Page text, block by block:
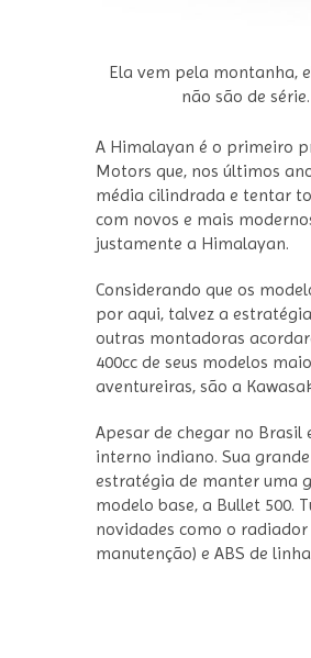
Ela vem pela montanha,
não são de
A Himalayan é o primeiro
Motors que, nos últimos
média cilindrada e tentar
com novos e mais
justamente a Himalayan.
Considerando que os
por aqui, talvez a
outras montadoras
400cc de seus modelos
aventureiras, são a
Apesar de chegar no
interno indiano. Sua
estratégia de manter uma
modelo base, a Bullet 500.
novidades como o
manutenção) e ABS de